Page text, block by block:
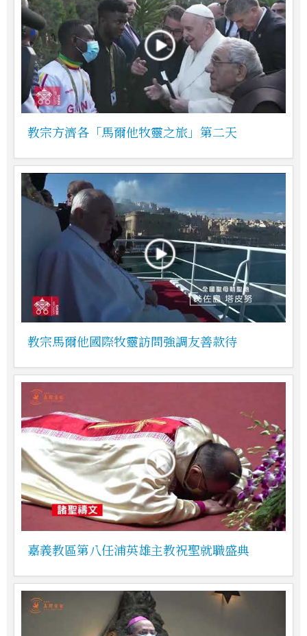
教宗方濟各「馬爾他牧靈之旅」第二天
教宗馬爾他國際牧靈訪問強調友善款待
嘉義教區第八任浦英雄主教祝聖就職盛典